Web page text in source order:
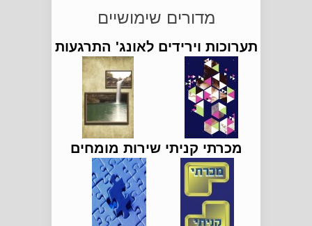
לרה\"ש, יין \'זנים לבנים
חיים מידן
מדורים שימושיים
תערוכות וירידים לאונג' התרגעות
מכרתי קניתי שירות מומחים